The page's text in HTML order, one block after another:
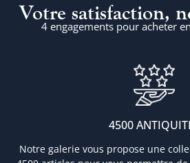
Votre satisfaction,
4 engagements pour acheter
4500
Notre galerie vous propose une